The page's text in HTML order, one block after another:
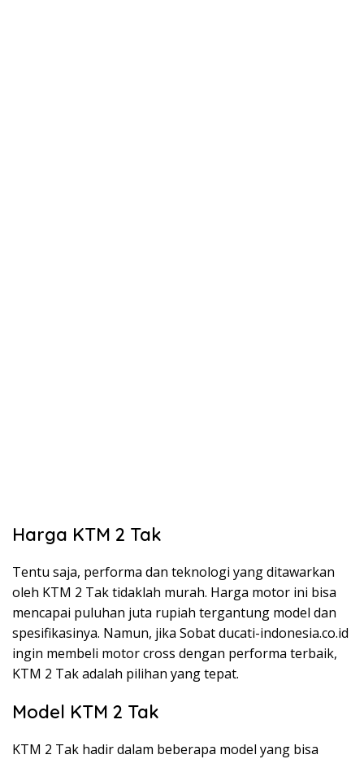
Harga KTM 2 Tak
Tentu saja, performa dan teknologi yang ditawarkan
oleh KTM 2 Tak tidaklah murah. Harga motor ini bisa
mencapai puluhan juta rupiah tergantung model dan
spesifikasinya. Namun, jika Sobat ducati-indonesia.co.id
ingin membeli motor cross dengan performa terbaik,
KTM 2 Tak adalah pilihan yang tepat.
Model KTM 2 Tak
KTM 2 Tak hadir dalam beberapa model yang bisa